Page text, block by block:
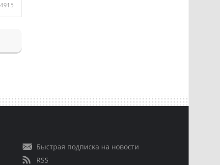
4915
Быстрая подписка на новости
RSS